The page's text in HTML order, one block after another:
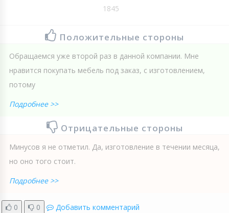
1845
Положительные стороны
Обращаемся уже второй раз в данной компании. Мне
нравится покупать мебель под заказ, с изготовлением,
потому
Подробнее >>
Отрицательные стороны
Минусов я не отметил. Да, изготовление в течении месяца,
но оно того стоит.
Подробнее >>
0 0 Добавить комментарий